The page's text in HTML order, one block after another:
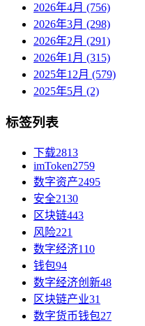
2026年4月 (756)
2026年3月 (298)
2026年2月 (291)
2026年1月 (315)
2025年12月 (579)
2025年5月 (2)
标签列表
下载2813
imToken2759
数字资产2495
安全2130
区块链443
风险221
数字经济110
钱包94
数字经济创新48
区块链产业31
数字货币钱包27